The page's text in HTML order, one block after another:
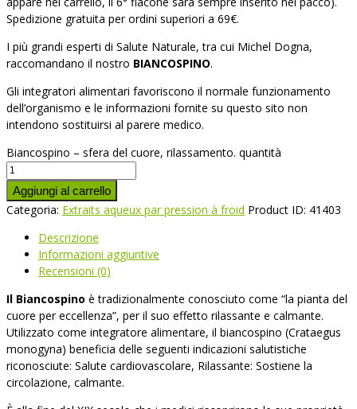
Spedizione gratuita per ordini superiori a 69€.
I più grandi esperti di Salute Naturale, tra cui Michel Dogna,
raccomandano il nostro BIANCOSPINO.
Gli integratori alimentari favoriscono il normale funzionamento
dell’organismo e le informazioni fornite su questo sito non
intendono sostituirsi al parere medico.
Biancospino – sfera del cuore, rilassamento. quantità
Aggiungi al carrello
Categoria: Extraits aqueux par pression à froid Product ID: 41403
Descrizione
Informazioni aggiuntive
Recensioni (0)
Il Biancospino è tradizionalmente conosciuto come “la pianta del
cuore per eccellenza”, per il suo effetto rilassante e calmante.
Utilizzato come integratore alimentare, il biancospino (Crataegus
monogyna) beneficia delle seguenti indicazioni salutistiche
riconosciute: Salute cardiovascolare, Rilassante: Sostiene la
circolazione, calmante.